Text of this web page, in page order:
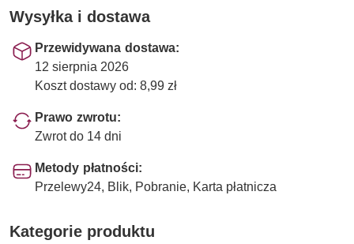
Wysyłka i dostawa
Przewidywana dostawa:
12 sierpnia 2026
Koszt dostawy od: 8,99 zł
Prawo zwrotu:
Zwrot do 14 dni
Metody płatności:
Przelewy24, Blik, Pobranie, Karta płatnicza
Kategorie produktu